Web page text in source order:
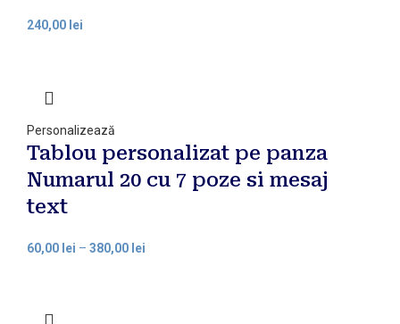
240,00 lei
Personalizează
Tablou personalizat pe panza
Numarul 20 cu 7 poze si mesaj
text
60,00 lei – 380,00 lei